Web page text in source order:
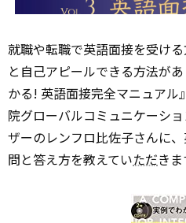
就職や転職で英語面接を受け
と自己アピールできる方法が
かる! 英語面接完全マニュアル
院グローバルコミュニケーシ
ザーのレンフロ比佐子さんに
問と答え方を教えていただきま